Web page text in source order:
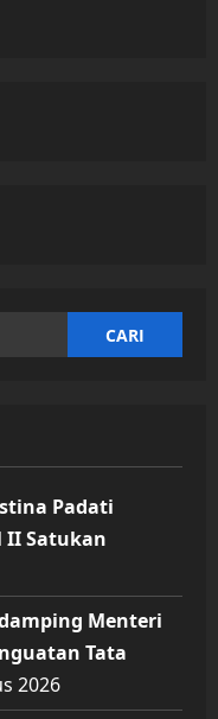
Padati
II Satukan
Menteri
Tata
2026